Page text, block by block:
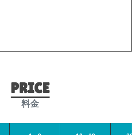
PRICE
料金